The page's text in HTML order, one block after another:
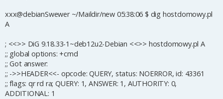
xxx@debianSwewer ~/Maildir/new 05:38:06 $ dig hostdomowy.pl
A
; <<>> DiG 9.18.33-1~deb12u2-Debian <<>> hostdomowy.pl A
;; global options: +cmd
;; Got answer:
;; ->>HEADER<<- opcode: QUERY, status: NOERROR, id: 43361
;; flags: qr rd ra; QUERY: 1, ANSWER: 1, AUTHORITY: 0,
ADDITIONAL: 1